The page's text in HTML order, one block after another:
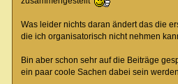
Was leider nichts daran ändert das die
die ich organisatorisch nicht nehmen
Bin aber schon sehr auf die Beiträge
ein paar coole Sachen dabei sein werden.